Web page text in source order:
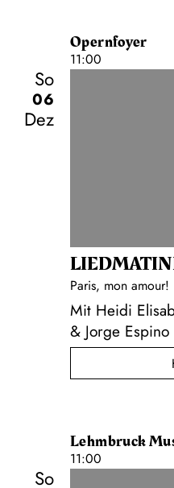
Opernfoyer
11:00
So
06
Dez
Paris, mon amour!
Mit Heidi
& Jorge
Lehmbruck
11:00
So